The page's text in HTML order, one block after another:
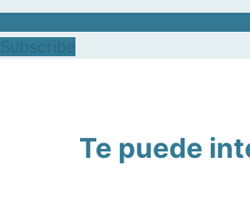
Te puede